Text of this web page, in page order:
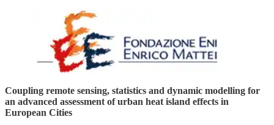
Coupling remote sensing, statistics and dynamic modelling for
an advanced assessment of urban heat island effects in
European Cities